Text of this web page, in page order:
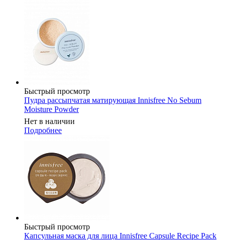
Быстрый просмотр
Пудра рассыпчатая матирующая Innisfree No Sebum
Moisture Powder
Нет в наличии
Подробнее
Быстрый просмотр
Капсульная маска для лица Innisfree Capsule Recipe Pack